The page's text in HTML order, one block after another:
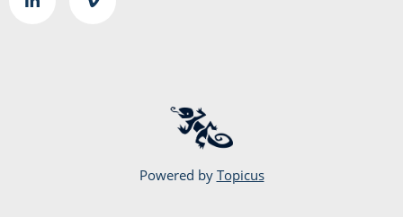
Ga
Go
Powered by Topicus